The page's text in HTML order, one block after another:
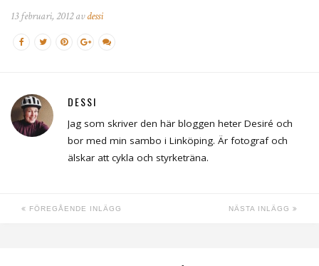
13 februari, 2012 avdessi
DESSI
Jag som skriver den här bloggen heter Desiré och
bor med min sambo i Linköping. Är fotograf och
älskar att cykla och styrketräna.
FÖREGÅENDE INLÄGG NÄSTA INLÄGG